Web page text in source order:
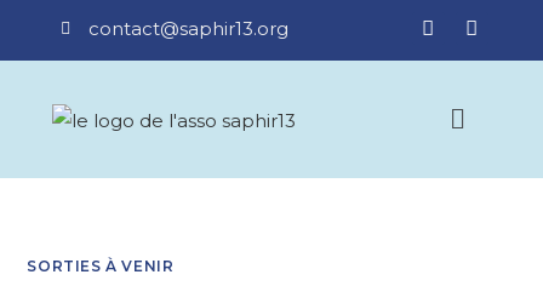
contact@saphir13.org
SORTIES À VENIR